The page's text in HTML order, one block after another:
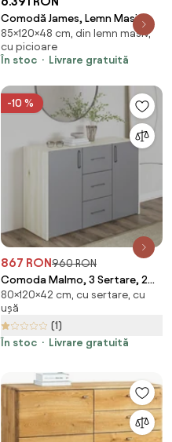
Comodă James, Lemn Masiv
Stejar, 120x48x85cm
85×120×48 cm, din lemn masiv,
cu picioare
În stoc
Livrare gratuită
-10 %
867 RON960 RON
Comoda Malmo, 3 Sertare, 2
Usi, Stejar Alb/Antracit, 120 x 42
x 80 cm
80×120×42 cm, cu sertare, cu
ușă
(1)
În stoc
Livrare gratuită